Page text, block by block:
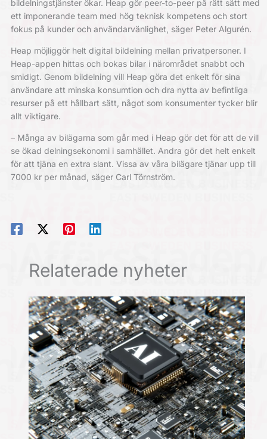
bildelningstjänster ökar. Heap gör peer-to-peer på rätt sätt med
ett imponerande team med hög teknisk kompetens och stort
fokus på kunder och användarvänlighet, säger Peter Algurén.
Heap möjliggör helt digital bildelning mellan privatpersoner. I
Heap-appen hittas och bokas bilar i närområdet snabbt och
smidigt. Genom bildelning vill Heap göra det enkelt för sina
användare att minska konsumtion och dra nytta av befintliga
resurser på ett hållbart sätt, något som konsumenter tycker blir
allt viktigare.
– Många av bilägarna som går med i Heap gör det för att de vill
se ökad delningsekonomi i samhället. Andra gör det helt enkelt
för att tjäna en extra slant. Vissa av våra bilägare tjänar upp till
7000 kr per månad, säger Carl Törnström.
Relaterade nyheter